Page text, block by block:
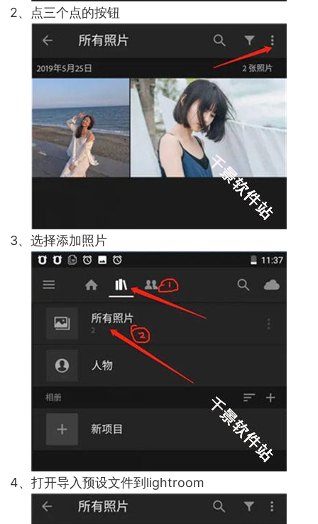
2、点三个点的按钮
3、选择添加照片
4、打开导入预设文件到lightroom